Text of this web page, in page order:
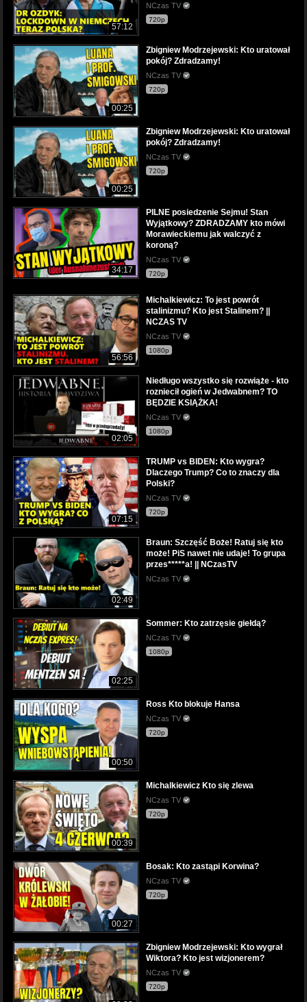
57:12
NCzas TV
720p
00:25
Zbigniew Modrzejewski: Kto uratował
pokój? Zdradzamy!
NCzas TV
720p
00:25
Zbigniew Modrzejewski: Kto uratował
pokój? Zdradzamy!
NCzas TV
720p
34:17
PILNE posiedzenie Sejmu! Stan
Wyjątkowy? ZDRADZAMY kto mówi
Morawieckiemu jak walczyć z
koroną?
NCzas TV
720p
56:56
Michalkiewicz: To jest powrót
stalinizmu? Kto jest Stalinem? ||
NCZAS TV
NCzas TV
1080p
02:05
Niedługo wszystko się rozwiąże - kto
rozniecił ogień w Jedwabnem? TO
BĘDZIE KSIĄŻKA!
NCzas TV
1080p
07:15
TRUMP vs BIDEN: Kto wygra?
Dlaczego Trump? Co to znaczy dla
Polski?
NCzas TV
720p
02:49
Braun: Szczęść Boże! Ratuj się kto
może! PiS nawet nie udaje! To grupa
przes*****a! || NCzasTV
NCzas TV
02:25
Sommer: Kto zatrzęsie giełdą?
NCzas TV
1080p
00:50
Ross Kto blokuje Hansa
NCzas TV
720p
00:39
Michalkiewicz Kto się zlewa
NCzas TV
720p
00:27
Bosak: Kto zastąpi Korwina?
NCzas TV
720p
Zbigniew Modrzejewski: Kto wygrał
Wiktora? Kto jest wizjonerem?
NCzas TV
720p